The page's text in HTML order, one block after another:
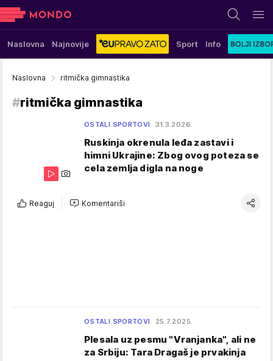
Naslovna Najnovije Sport Info
Naslovna ritmička gimnastika
#ritmička gimnastika
OSTALI SPORTOVI 31.3.2026.
Ruskinja okrenula leđa zastavi i
himni Ukrajine: Zbog ovog poteza se
cela zemlja digla na noge
Reaguj Komentariši
OSTALI SPORTOVI 25.7.2025.
Plesala uz pesmu "Vranjanka", ali ne
za Srbiju: Tara Dragaš je prvakinja